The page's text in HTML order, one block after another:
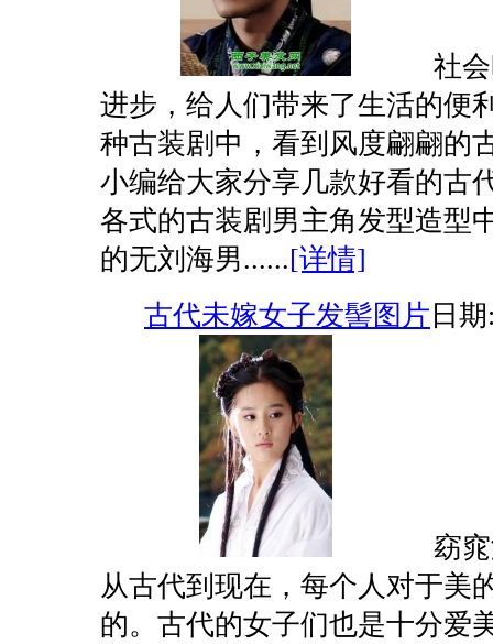
社
进步，给人们带来了生活的便
种古装剧中，看到风度翩翩的
小编给大家分享几款好看的古
各式的古装剧男主角发型造型
的无刘海男......[详情]
古代未嫁女子发髻图片日
窈
从古代到现在，每个人对于美
的。古代的女子们也是十分爱